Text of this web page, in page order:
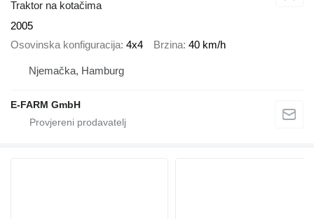
Traktor na kotačima
2005
Osovinska konfiguracija 4x4 Brzina 40 km/h
Njemačka, Hamburg
E-FARM GmbH